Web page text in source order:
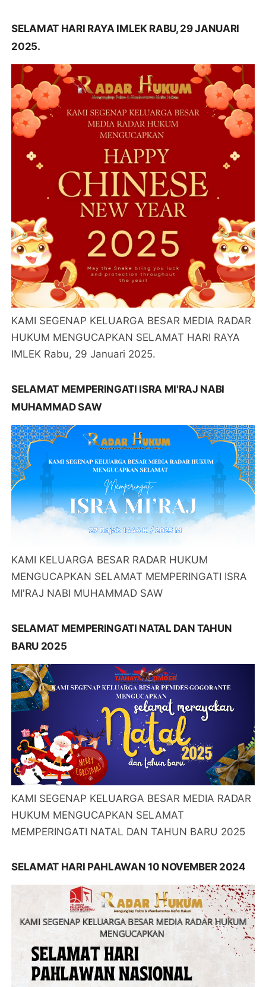
SELAMAT HARI RAYA IMLEK RABU, 29 JANUARI
2025.
KAMI SEGENAP KELUARGA BESAR MEDIA RADAR
HUKUM MENGUCAPKAN SELAMAT HARI RAYA
IMLEK Rabu, 29 Januari 2025.
SELAMAT MEMPERINGATI ISRA MI'RAJ NABI
MUHAMMAD SAW
KAMI KELUARGA BESAR RADAR HUKUM
MENGUCAPKAN SELAMAT MEMPERINGATI ISRA
MI'RAJ NABI MUHAMMAD SAW
SELAMAT MEMPERINGATI NATAL DAN TAHUN
BARU 2025
KAMI SEGENAP KELUARGA BESAR MEDIA RADAR
HUKUM MENGUCAPKAN SELAMAT
MEMPERINGATI NATAL DAN TAHUN BARU 2025
SELAMAT HARI PAHLAWAN 10 NOVEMBER 2024